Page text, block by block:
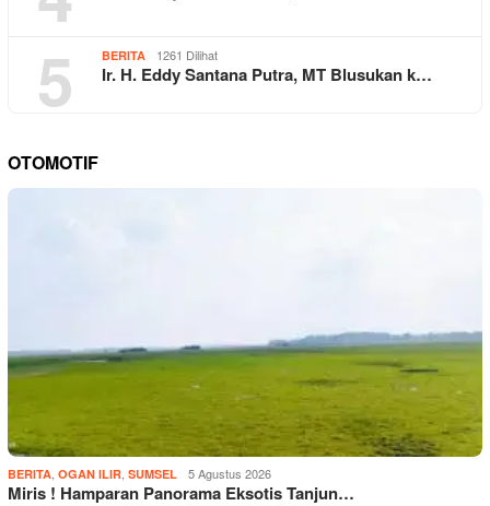
5 BERITA 1261 Dilihat
Ir. H. Eddy Santana Putra, MT Blusukan k…
OTOMOTIF
BERITA OGAN ILIR SUMSEL 5 Agustus 2026
Miris ! Hamparan Panorama Eksotis Tanjun…